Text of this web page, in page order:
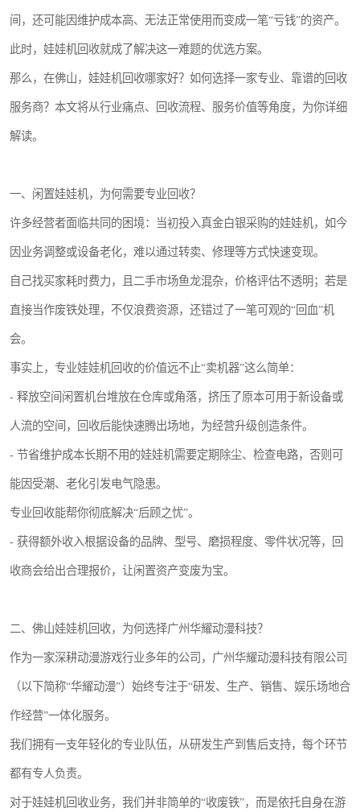
间，还可能因维护成本高、无法正常使用而变成一笔“亏钱”的资产。
此时，娃娃机回收就成了解决这一难题的优选方案。
那么，在佛山，娃娃机回收哪家好？如何选择一家专业、靠谱的回收
服务商？本文将从行业痛点、回收流程、服务价值等角度，为你详细
解读。
一、闲置娃娃机，为何需要专业回收？
许多经营者面临共同的困境：当初投入真金白银采购的娃娃机，如今
因业务调整或设备老化，难以通过转卖、修理等方式快速变现。
自己找买家耗时费力，且二手市场鱼龙混杂，价格评估不透明；若是
直接当作废铁处理，不仅浪费资源，还错过了一笔可观的“回血”机
会。
事实上，专业娃娃机回收的价值远不止“卖机器”这么简单：
- 释放空间闲置机台堆放在仓库或角落，挤压了原本可用于新设备或
人流的空间，回收后能快速腾出场地，为经营升级创造条件。
- 节省维护成本长期不用的娃娃机需要定期除尘、检查电路，否则可
能因受潮、老化引发电气隐患。
专业回收能帮你彻底解决“后顾之忧”。
- 获得额外收入根据设备的品牌、型号、磨损程度、零件状况等，回
收商会给出合理报价，让闲置资产变废为宝。
二、佛山娃娃机回收，为何选择广州华耀动漫科技？
作为一家深耕动漫游戏行业多年的公司，广州华耀动漫科技有限公司
（以下简称“华耀动漫”）始终专注于“研发、生产、销售、娱乐场地合
作经营”一体化服务。
我们拥有一支年轻化的专业队伍，从研发生产到售后支持，每个环节
都有专人负责。
对于娃娃机回收业务，我们并非简单的“收废铁”，而是依托自身在游